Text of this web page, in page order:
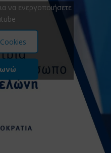
να ενεργοποιήσετε